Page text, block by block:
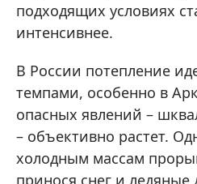
подходящих условиях
интенсивнее.
В России потепление
темпами, особенно в
опасных явлений –
– объективно растет.
холодным массам